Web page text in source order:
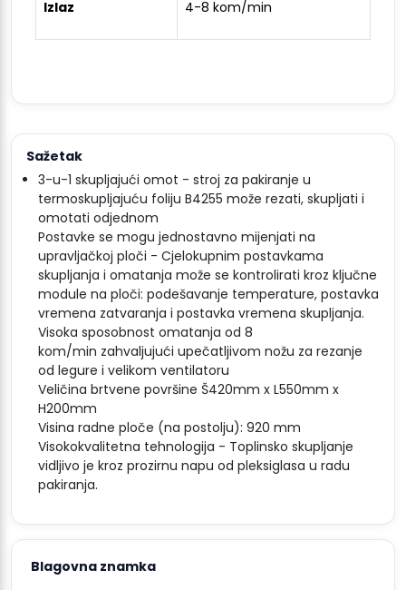
Izlaz 4-8 kom/min
Sažetak
3-u-1 skupljajući omot - stroj za pakiranje u
termoskupljajuću foliju B4255 može rezati, skupljati i
omotati odjednom
Postavke se mogu jednostavno mijenjati na
upravljačkoj ploči - Cjelokupnim postavkama
skupljanja i omatanja može se kontrolirati kroz ključne
module na ploči: podešavanje temperature, postavka
vremena zatvaranja i postavka vremena skupljanja.
Visoka sposobnost omatanja od 8
kom/min zahvaljujući upečatljivom nožu za rezanje
od legure i velikom ventilatoru
Veličina brtvene površine Š420mm x L550mm x
H200mm
Visina radne ploče (na postolju): 920 mm
Visokokvalitetna tehnologija - Toplinsko skupljanje
vidljivo je kroz prozirnu napu od pleksiglasa u radu
pakiranja.
Blagovna znamka